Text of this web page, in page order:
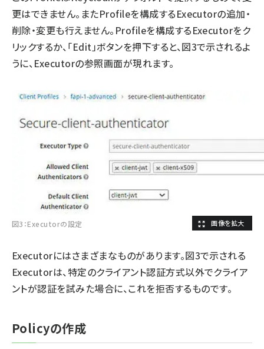
更はできません。またProfileを構成するExecutorの追加・
削除・変更も行えません。Profileを構成するExecutorをク
リックするか、「Edit」ボタンを押下すると、図3で示されるよ
うに、Executorの参照画面が現れます。
図3：Executorの設定
Executorにはさまざまなものがあります。図3で示される
Executorは、特定のクライアント認証方式以外でクライア
ントが認証を試みた場合に、これを拒否するものです。
Policyの作成